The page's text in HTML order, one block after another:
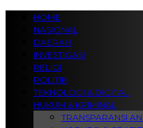
HOME
NASIONAL
DAERAH
INVESTIGASI
RELIGI
POLITIK
TEKNOLOGI & DIGITAL
HUKUM & KRIMINAL
TRANSPARANSI